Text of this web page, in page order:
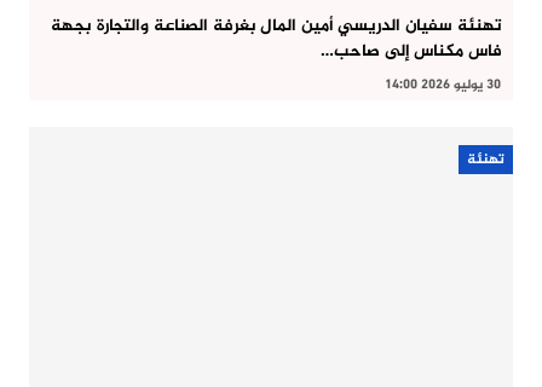
تهنئة سفيان الدريسي أمين المال بغرفة الصناعة والتجارة بجهة
فاس مكناس إلى صاحب…
30 يوليو 2026 14:00
تهنئة